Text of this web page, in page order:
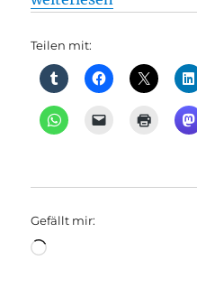
Teilen mit:
Gefällt mir:
Wird